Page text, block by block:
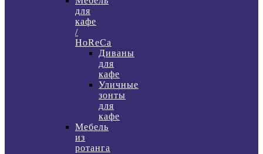
для
кафе
/
HoReCa
Диваны
для
кафе
Уличные
зонты
для
кафе
Мебель
из
ротанга